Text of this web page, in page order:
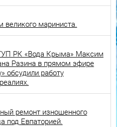
великого мариниста.
РК «Вода Крыма» Максим
Разина в прямом эфире
обсудили работу
ремонт изношенного
под Евпаторией.